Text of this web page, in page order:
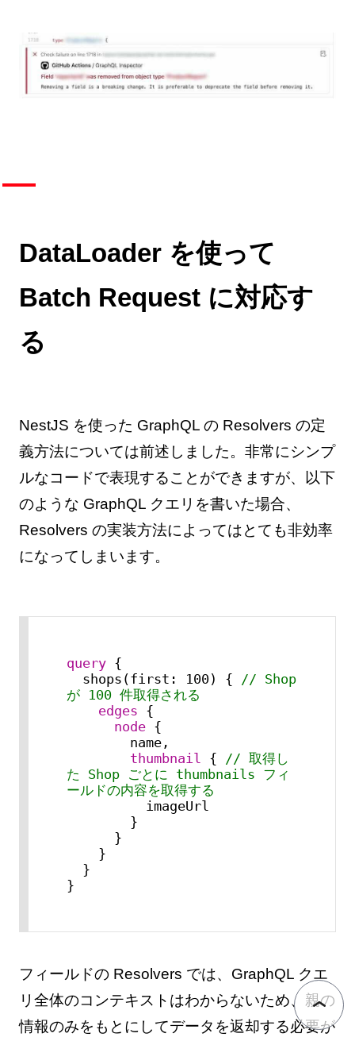
DataLoader を使って
Batch Request に対応す
る
NestJS を使った GraphQL の Resolvers の定
義方法については前述しました。非常にシンプ
ルなコードで表現することができますが、以下
のような GraphQL クエリを書いた場合、
Resolvers の実装方法によってはとても非効率
になってしまいます。
query {
  shops(first
: 100) {
// Shop
が 100 件取得される
edges {
node {
thumbnail {
// 取得し
た Shop ごとに thumbnails フィ
ールドの内容を取得する
}
フィールドの Resolvers では、GraphQL クエ
リ全体のコンテキストはわからないため、親の
情報のみをもとにしてデータを返却する必要が